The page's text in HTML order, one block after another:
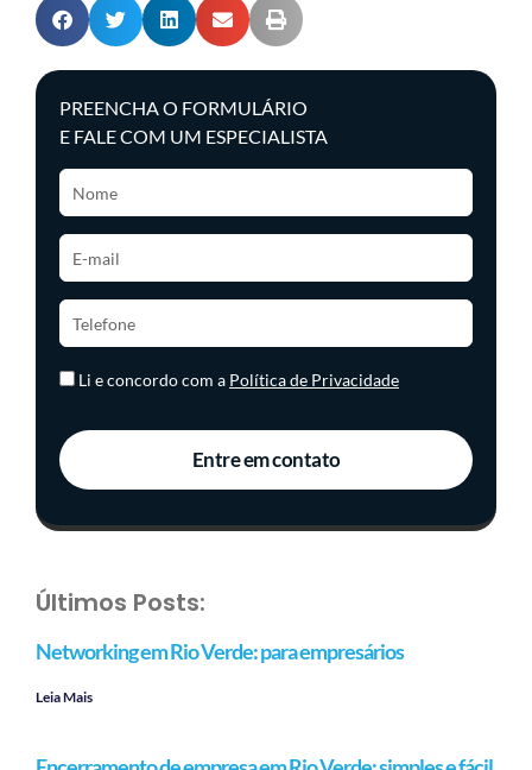
PREENCHA O FORMULÁRIO
E FALE COM UM ESPECIALISTA
Li e concordo com a Política de Privacidade
Entre em contato
Últimos Posts:
Networking em Rio Verde: para empresários
Leia Mais